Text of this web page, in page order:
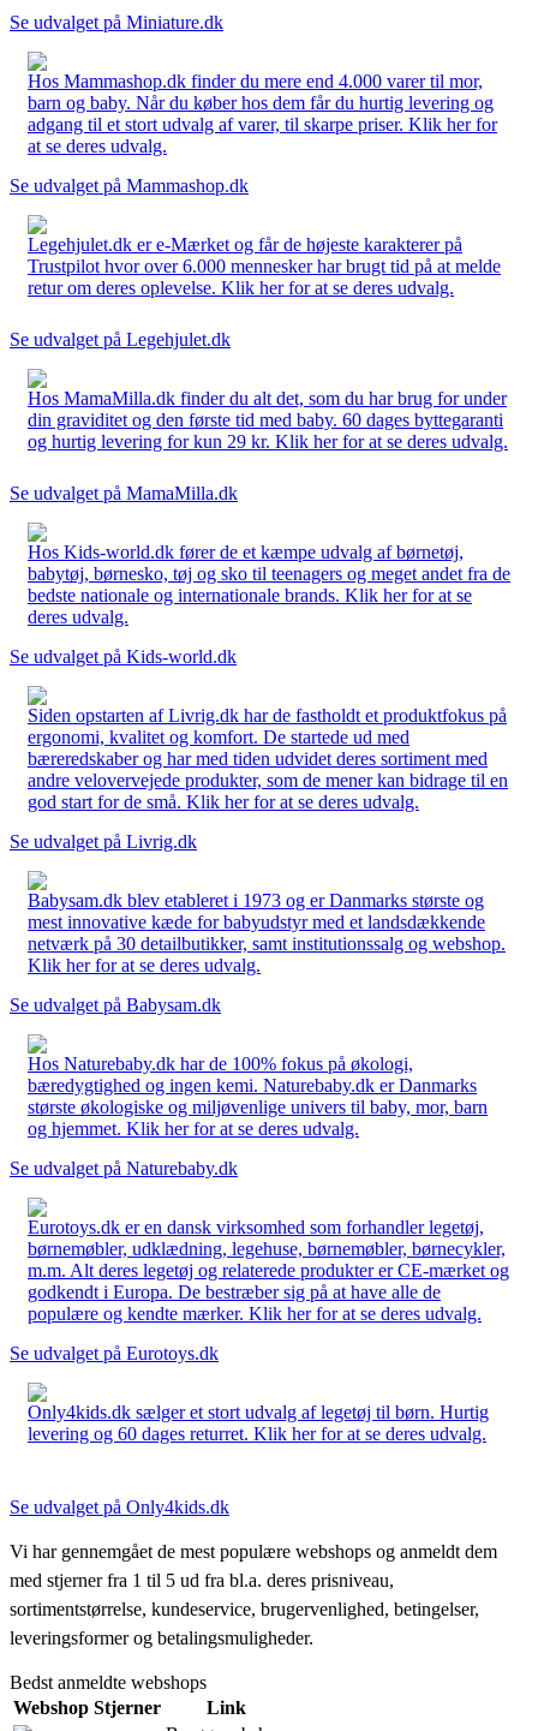
Se udvalget på Miniature.dk
Hos Mammashop.dk finder du mere end 4.000 varer til mor,
barn og baby. Når du køber hos dem får du hurtig levering og
adgang til et stort udvalg af varer, til skarpe priser. Klik her for
at se deres udvalg.
Se udvalget på Mammashop.dk
Legehjulet.dk er e-Mærket og får de højeste karakterer på
Trustpilot hvor over 6.000 mennesker har brugt tid på at melde
retur om deres oplevelse. Klik her for at se deres udvalg.
Se udvalget på Legehjulet.dk
Hos MamaMilla.dk finder du alt det, som du har brug for under
din graviditet og den første tid med baby. 60 dages byttegaranti
og hurtig levering for kun 29 kr. Klik her for at se deres udvalg.
Se udvalget på MamaMilla.dk
Hos Kids-world.dk fører de et kæmpe udvalg af børnetøj,
babytøj, børnesko, tøj og sko til teenagers og meget andet fra de
bedste nationale og internationale brands. Klik her for at se
deres udvalg.
Se udvalget på Kids-world.dk
Siden opstarten af Livrig.dk har de fastholdt et produktfokus på
ergonomi, kvalitet og komfort. De startede ud med
bæreredskaber og har med tiden udvidet deres sortiment med
andre velovervejede produkter, som de mener kan bidrage til en
god start for de små. Klik her for at se deres udvalg.
Se udvalget på Livrig.dk
Babysam.dk blev etableret i 1973 og er Danmarks største og
mest innovative kæde for babyudstyr med et landsdækkende
netværk på 30 detailbutikker, samt institutionssalg og webshop.
Klik her for at se deres udvalg.
Se udvalget på Babysam.dk
Hos Naturebaby.dk har de 100% fokus på økologi,
bæredygtighed og ingen kemi. Naturebaby.dk er Danmarks
største økologiske og miljøvenlige univers til baby, mor, barn
og hjemmet. Klik her for at se deres udvalg.
Se udvalget på Naturebaby.dk
Eurotoys.dk er en dansk virksomhed som forhandler legetøj,
børnemøbler, udklædning, legehuse, børnemøbler, børnecykler,
m.m. Alt deres legetøj og relaterede produkter er CE-mærket og
godkendt i Europa. De bestræber sig på at have alle de
populære og kendte mærker. Klik her for at se deres udvalg.
Se udvalget på Eurotoys.dk
Only4kids.dk sælger et stort udvalg af legetøj til børn. Hurtig
levering og 60 dages returret. Klik her for at se deres udvalg.
Se udvalget på Only4kids.dk
Vi har gennemgået de mest populære webshops og anmeldt dem
med stjerner fra 1 til 5 ud fra bl.a. deres prisniveau,
sortimentstørrelse, kundeservice, brugervenlighed, betingelser,
leveringsformer og betalingsmuligheder.
Bedst anmeldte webshops
Webshop Stjerner
Link